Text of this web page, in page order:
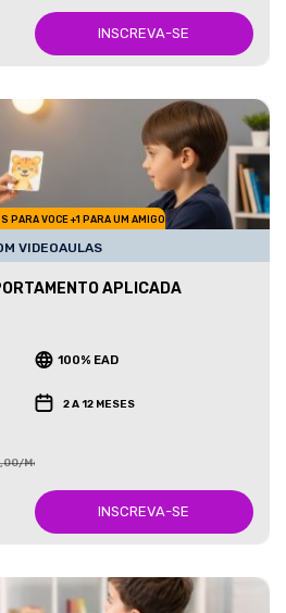
INSCREVA-SE
PARA VOCE +1 PARA UM AMIGO
VIDEOAULAS
APLICADA
100% EAD
2 A 12 MESES
Mês
INSCREVA-SE